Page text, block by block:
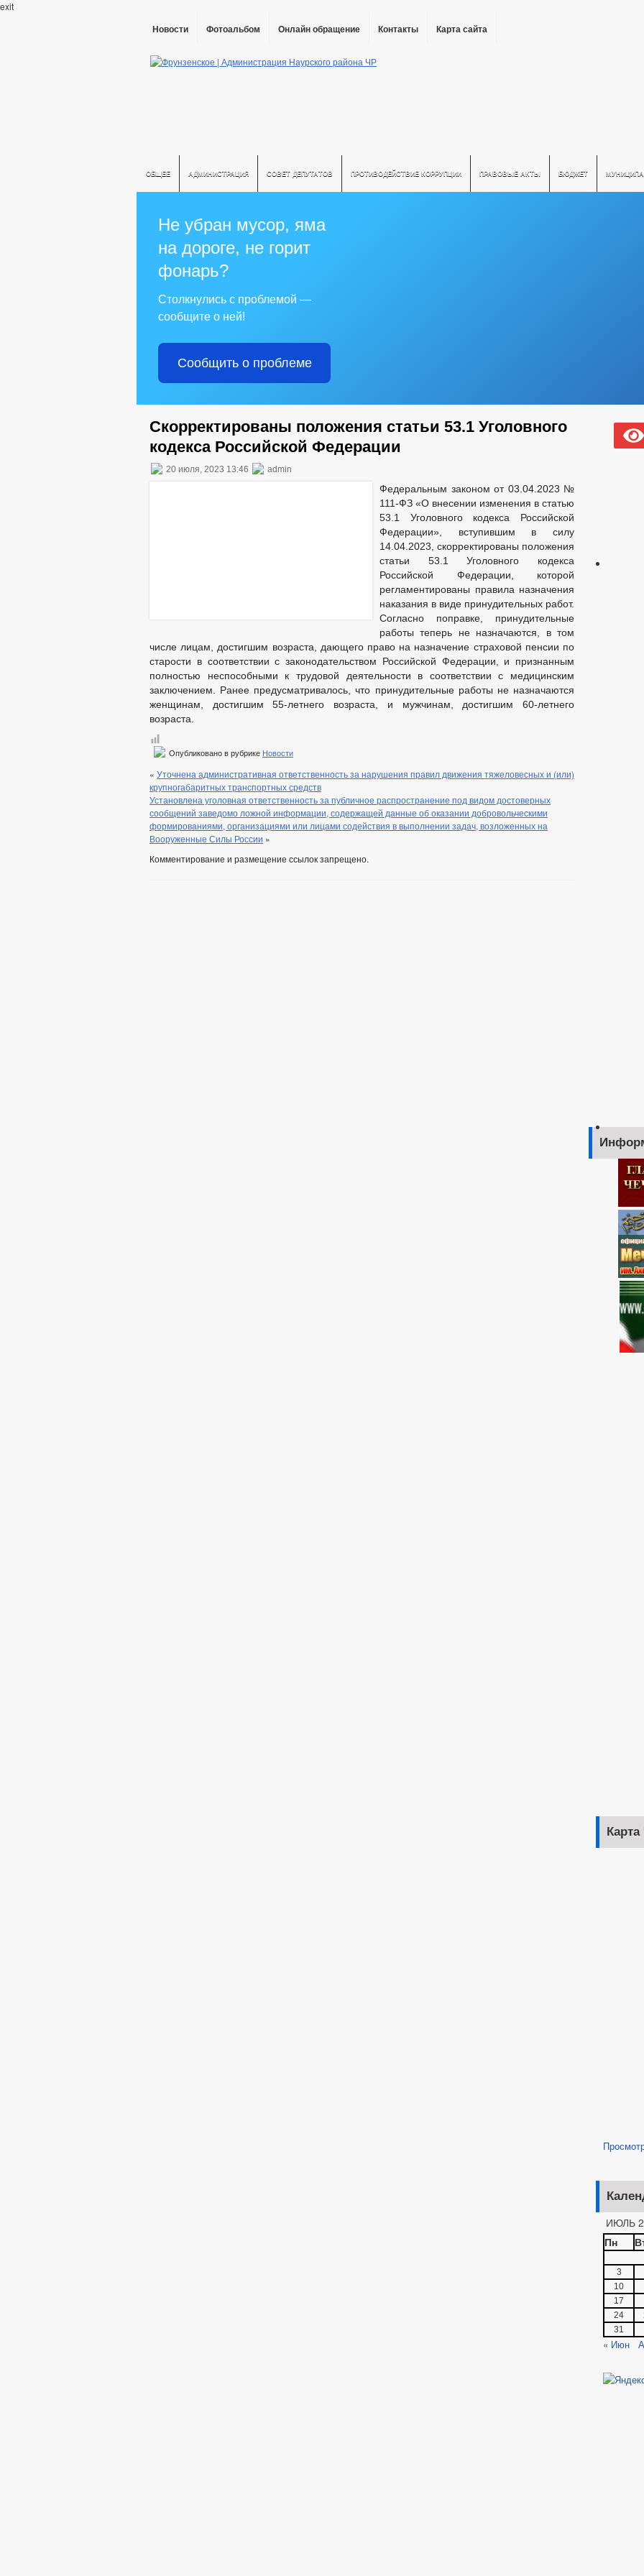
exit
Новости Фотоальбом Онлайн обращение Контакты Карта сайта
ОБЩЕЕ АДМИНИСТРАЦИЯ СОВЕТ ДЕПУТАТОВ ПРОТИВОДЕЙСТВИЕ КОРРУПЦИИ ПРАВОВЫЕ АКТЫ БЮДЖЕТ
Не убран мусор, яма
на дороге, не горит
фонарь?
Столкнулись с проблемой —
сообщите о ней!
Сообщить о проблеме
Скорректированы положения статьи 53.1 Уголовного
кодекса Российской Федерации
20 июля, 2023 13:46 admin
Федеральным законом от 03.04.2023 №
111-ФЗ «О внесении изменения в статью
53.1 Уголовного кодекса Российской
Федерации», вступившим в силу
14.04.2023, скорректированы положения
статьи 53.1 Уголовного кодекса
Российской Федерации, которой
регламентированы правила назначения
наказания в виде принудительных работ.
Согласно поправке, принудительные
работы теперь не назначаются, в том
числе лицам, достигшим возраста, дающего право на назначение страховой пенсии по
старости в соответствии с законодательством Российской Федерации, и признанным
полностью неспособными к трудовой деятельности в соответствии с медицинским
заключением. Ранее предусматривалось, что принудительные работы не назначаются
женщинам, достигшим 55-летнего возраста, и мужчинам, достигшим 60-летнего
возраста.
Опубликовано в рубрике Новости
« Уточнена административная ответственность за нарушения правил движения тяжеловесных и (или)
крупногабаритных транспортных средств
Установлена уголовная ответственность за публичное распространение под видом достоверных
сообщений заведомо ложной информации, содержащей данные об оказании добровольческими
формированиями, организациями или лицами содействия в выполнении задач, возложенных на
Вооруженные Силы России »
Комментирование и размещение ссылок запрещено.
ИЮЛЬ
Пн
3
10
17
24
31
« Июн